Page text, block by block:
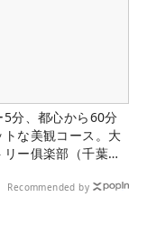
5分、都心から60分
トな美観コース。大
リー俱楽部（千葉
Recommended by